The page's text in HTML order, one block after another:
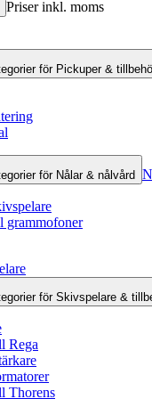
Priser inkl. moms
för Pickuper &
för Nålar & nålvård
grammofoner
för Skivspelare &
Rega
Thorens